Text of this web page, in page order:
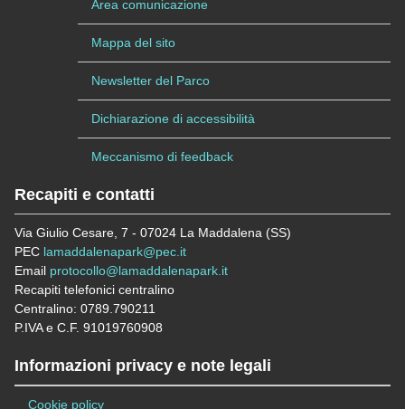
Area comunicazione
Mappa del sito
Newsletter del Parco
Dichiarazione di accessibilità
Meccanismo di feedback
Recapiti e contatti
Via Giulio Cesare, 7 - 07024 La Maddalena (SS)
PEC lamaddalenapark@pec.it
Email protocollo@lamaddalenapark.it
Recapiti telefonici centralino
Centralino: 0789.790211
P.IVA e C.F. 91019760908
Informazioni privacy e note legali
Cookie policy